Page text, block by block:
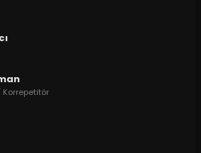
Korrepetitör